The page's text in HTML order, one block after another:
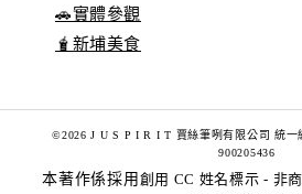
🚗實體參觀
🧋新埔美食
©2026 J U S P I R I T 賈絲筆咧有限公司 統一
900205436
本著作係採用 創用 CC 姓名標示 - 非